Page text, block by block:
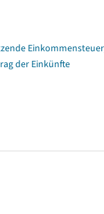
der Einkünfte